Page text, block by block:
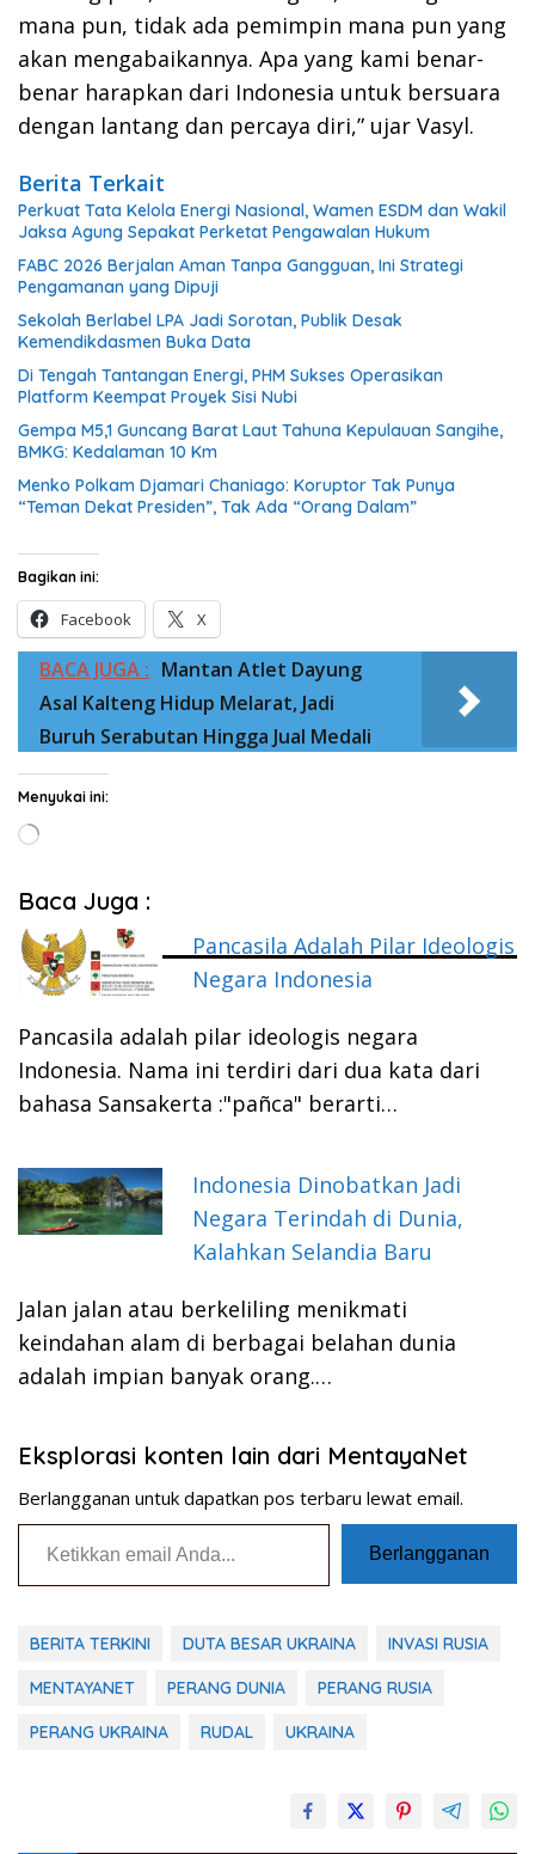
mana pun, tidak ada pemimpin mana pun yang
akan mengabaikannya. Apa yang kami benar-
benar harapkan dari Indonesia untuk bersuara
dengan lantang dan percaya diri,” ujar Vasyl.
Berita Terkait
Perkuat Tata Kelola Energi Nasional, Wamen ESDM dan Wakil
Jaksa Agung Sepakat Perketat Pengawalan Hukum
FABC 2026 Berjalan Aman Tanpa Gangguan, Ini Strategi
Pengamanan yang Dipuji
Sekolah Berlabel LPA Jadi Sorotan, Publik Desak
Kemendikdasmen Buka Data
Di Tengah Tantangan Energi, PHM Sukses Operasikan
Platform Keempat Proyek Sisi Nubi
Gempa M5,1 Guncang Barat Laut Tahuna Kepulauan Sangihe,
BMKG: Kedalaman 10 Km
Menko Polkam Djamari Chaniago: Koruptor Tak Punya
“Teman Dekat Presiden”, Tak Ada “Orang Dalam”
Bagikan ini:
Facebook X
BACA JUGA : Mantan Atlet Dayung
Asal Kalteng Hidup Melarat, Jadi
Buruh Serabutan Hingga Jual Medali
Menyukai ini:
Memuat...
Baca Juga :
Pancasila Adalah Pilar Ideologis
Negara Indonesia
Pancasila adalah pilar ideologis negara
Indonesia. Nama ini terdiri dari dua kata dari
bahasa Sansakerta :"pañca" berarti…
Indonesia Dinobatkan Jadi
Negara Terindah di Dunia,
Kalahkan Selandia Baru
Jalan jalan atau berkeliling menikmati
keindahan alam di berbagai belahan dunia
adalah impian banyak orang.…
Eksplorasi konten lain dari MentayaNet
Berlangganan untuk dapatkan pos terbaru lewat email.
Ketikkan email Anda...
Berlangganan
BERITA TERKINI DUTA BESAR UKRAINA INVASI RUSIA
MENTAYANET PERANG DUNIA PERANG RUSIA
PERANG UKRAINA RUDAL UKRAINA